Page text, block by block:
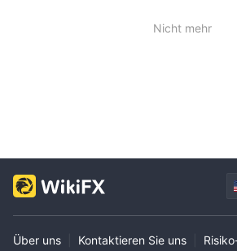
Nicht mehr
Über uns Kontaktieren Sie uns